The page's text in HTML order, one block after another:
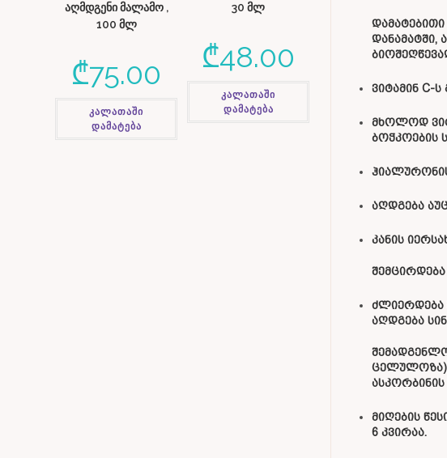
დანამატში,
ვიტამინ C-
მხოლოდ
ბოჭკოების
აღდგება
კანის
ძლიერდება
აღდგება
ცელულოზა),
ასკორბინის
მიღების
6 კვირაა.
აღმდგენი მალამო ,
100 მლ
₾75.00
კალათაში
დამატება
30 მლ
₾48.00
კალათაში
დამატება